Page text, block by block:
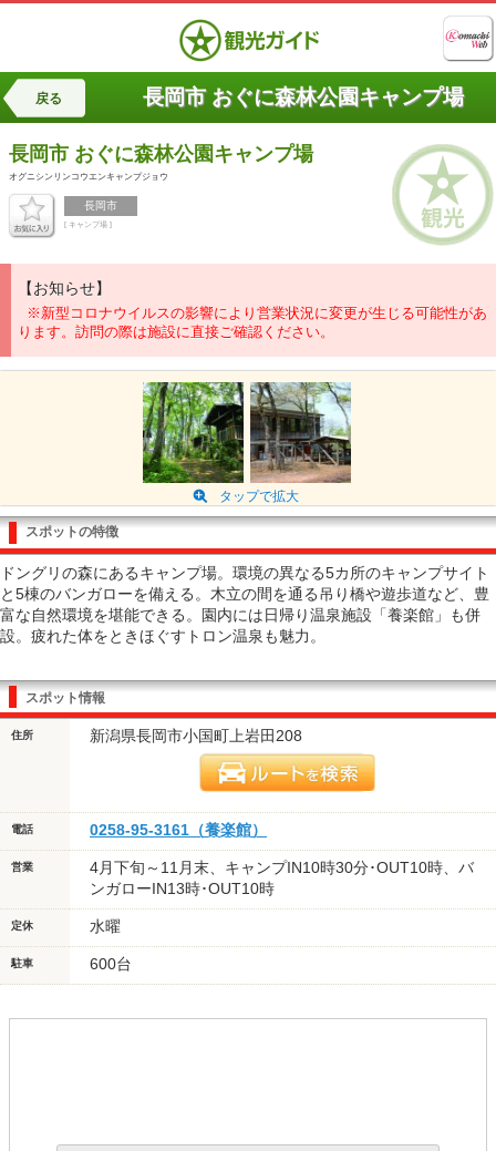
戻る 長岡市 おぐに森林公園キャンプ場
長岡市 おぐに森林公園キャンプ場
オグニシンリンコウエンキャンプジョウ
長岡市
[ キャンプ場 ]
【お知らせ】
※新型コロナウイルスの影響により営業状況に変更が生じる可能性があ
ります。訪問の際は施設に直接ご確認ください。
タップで拡大
スポットの特徴
ドングリの森にあるキャンプ場。環境の異なる5カ所のキャンプサイト
と5棟のバンガローを備える。木立の間を通る吊り橋や遊歩道など、豊
富な自然環境を堪能できる。園内には日帰り温泉施設「養楽館」も併
設。疲れた体をときほぐすトロン温泉も魅力。
スポット情報
住所 新潟県長岡市小国町上岩田208
電話 0258-95-3161（養楽館）
営業
4月下旬～11月末、キャンプIN10時30分･OUT10時、バ
ンガローIN13時･OUT10時
定休 水曜
駐車 600台